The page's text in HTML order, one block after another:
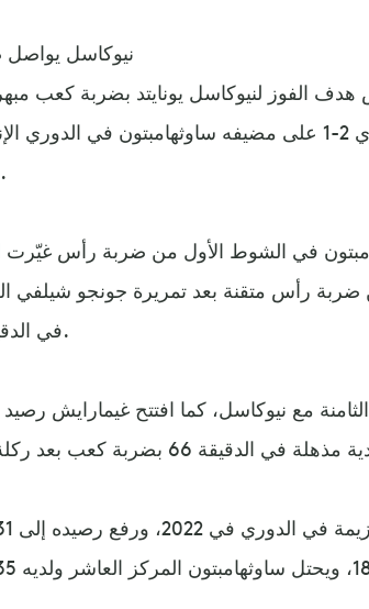
نيوكاسل
الفوز لنيوكاسل يونايتد بضربة كعب
أن حول فريقه تأخره إلى فوز محوري 2-1 على مضيفه ساوثهامبتون في
الممتاز.
في الشوط الأول من ضربة رأس غيّرت
رأس متقنة بعد تمريرة جونجو شيلفي
في الدقيقة 33.
مع نيوكاسل، كما افتتح غيمارايش رصيد